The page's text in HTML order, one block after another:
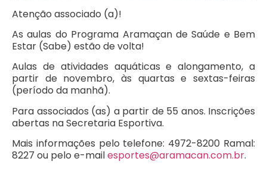
Atenção associado (a)!
As aulas do Programa Aramaçan de Saúde e Bem
Estar (Sabe) estão de volta!
Aulas de atividades aquáticas e alongamento, a
partir de novembro, às quartas e sextas-feiras
(período da manhã).
Para associados (as) a partir de 55 anos. Inscrições
abertas na Secretaria Esportiva.
Mais informações pelo telefone: 4972-8200 Ramal:
8227 ou pelo e-mailesportes@aramacan.com.br.